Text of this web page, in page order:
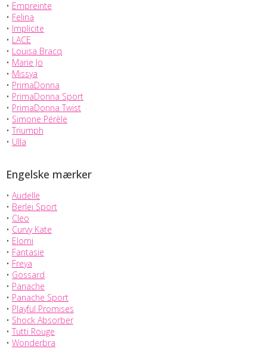
• Empreinte
• Felina
• Implicite
• LACE
• Louisa Bracq
• Marie Jo
• Missya
• PrimaDonna
• PrimaDonna Sport
• PrimaDonna Twist
• Simone Pérèle
• Triumph
• Ulla
Engelske mærker
• Audelle
• Berlei Sport
• Cleo
• Curvy Kate
• Elomi
• Fantasie
• Freya
• Gossard
• Panache
• Panache Sport
• Playful Promises
• Shock Absorber
• Tutti Rouge
• Wonderbra